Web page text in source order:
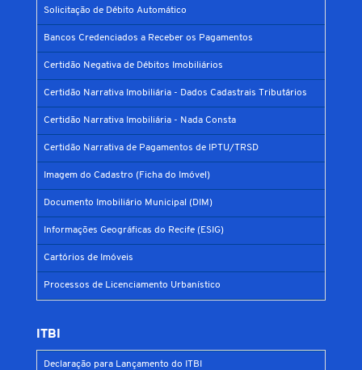
Solicitação de Débito Automático
Bancos Credenciados a Receber os Pagamentos
Certidão Negativa de Débitos Imobiliários
Certidão Narrativa Imobiliária - Dados Cadastrais Tributários
Certidão Narrativa Imobiliária - Nada Consta
Certidão Narrativa de Pagamentos de IPTU/TRSD
Imagem do Cadastro (Ficha do Imóvel)
Documento Imobiliário Municipal (DIM)
Informações Geográficas do Recife (ESIG)
Cartórios de Imóveis
Processos de Licenciamento Urbanístico
ITBI
Declaração para Lançamento do ITBI